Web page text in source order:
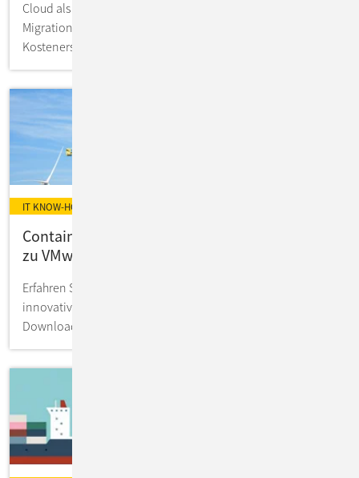
Cloud als Mode oder Kostenschoner - macht eine
Migration Sinn? So evaluieren Sie mögliche
Kostenersparnisse in Ihrer IT.
IT KNOW-HOW
Containerisierung: Zukunftssichere Alternative
zu VMware?
Erfahren Sie mehr über Container-Technologie für
innovative Apps & Services! Experten-Know-how zum
Download 4free.